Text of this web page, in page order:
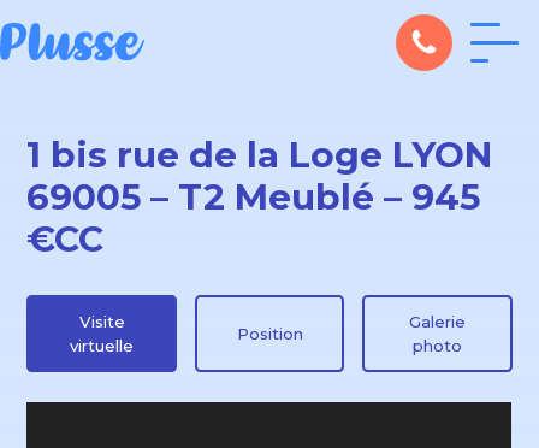
1 bis rue de la Loge LYON
69005 – T2 Meublé – 945
€CC
Visite
virtuelle
Position
Galerie
photo